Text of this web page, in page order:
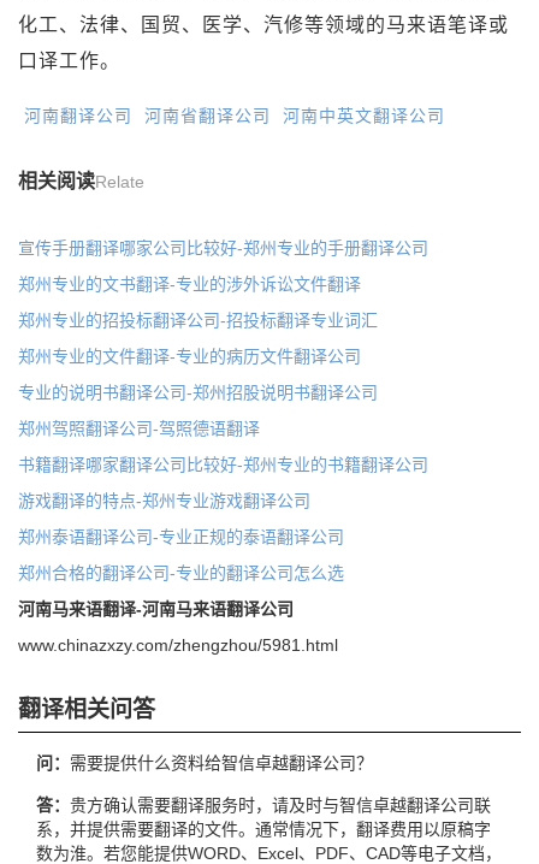
化工、法律、国贸、医学、汽修等领域的马来语笔译或
口译工作。
河南翻译公司 河南省翻译公司 河南中英文翻译公司
相关阅读Relate
宣传手册翻译哪家公司比较好-郑州专业的手册翻译公司
郑州专业的文书翻译-专业的涉外诉讼文件翻译
郑州专业的招投标翻译公司-招投标翻译专业词汇
郑州专业的文件翻译-专业的病历文件翻译公司
专业的说明书翻译公司-郑州招股说明书翻译公司
郑州驾照翻译公司-驾照德语翻译
书籍翻译哪家翻译公司比较好-郑州专业的书籍翻译公司
游戏翻译的特点-郑州专业游戏翻译公司
郑州泰语翻译公司-专业正规的泰语翻译公司
郑州合格的翻译公司-专业的翻译公司怎么选
河南马来语翻译-河南马来语翻译公司
www.chinazxzy.com/zhengzhou/5981.html
翻译相关问答
问： 需要提供什么资料给智信卓越翻译公司？
答： 贵方确认需要翻译服务时，请及时与智信卓越翻译公司联
系，并提供需要翻译的文件。通常情况下，翻译费用以原稿字
数为淮。若您能提供WORD、Excel、PDF、CAD等电子文档，